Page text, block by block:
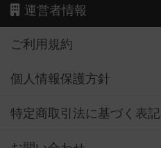
運営者情報
ご利用規約
個人情報保護方針
特定商取引法に基づく表記